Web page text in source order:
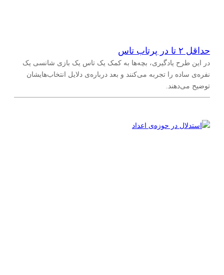
حداقل ۲ تا در پرتاب تاس
در این طرح یادگیری، بچه‌ها به کمک یک تاس یک بازی شانسی یک
نفره‌ی ساده را تجربه می‌کنند و بعد درباره‌ی دلایل انتخاب‌هایشان
توضیح می‌دهند.